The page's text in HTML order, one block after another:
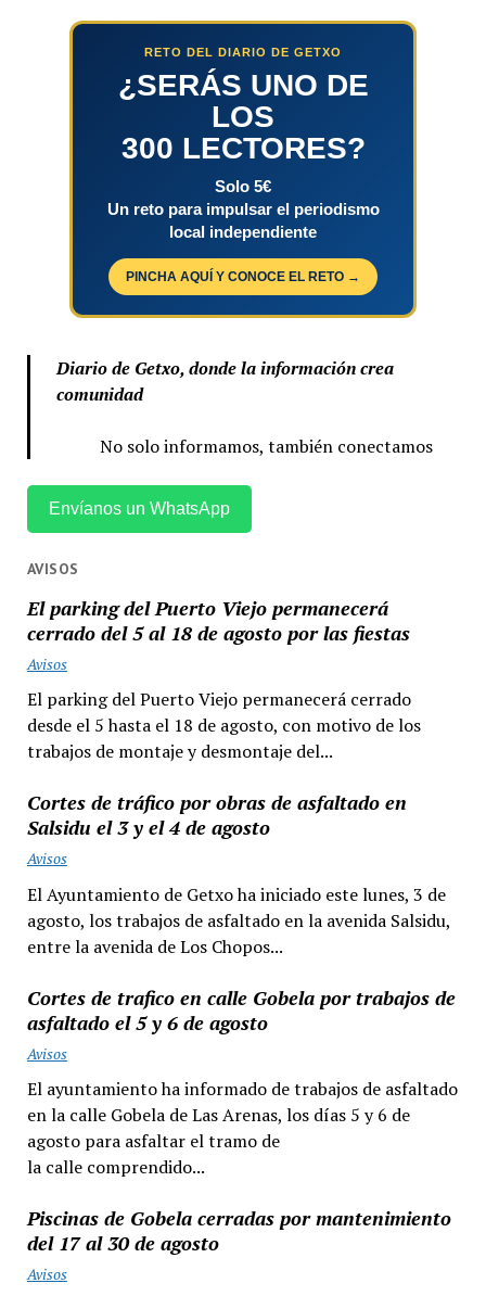
RETO DEL DIARIO DE GETXO
¿SERÁS UNO DE
LOS
300 LECTORES?
Solo 5€
Un reto para impulsar el periodismo
local independiente
PINCHA AQUÍ Y CONOCE EL RETO →
Diario de Getxo, donde la información crea
comunidad
No solo informamos, también conectamos
Envíanos un WhatsApp
AVISOS
El parking del Puerto Viejo permanecerá
cerrado del 5 al 18 de agosto por las fiestas
Avisos
El parking del Puerto Viejo permanecerá cerrado
desde el 5 hasta el 18 de agosto, con motivo de los
trabajos de montaje y desmontaje del...
Cortes de tráfico por obras de asfaltado en
Salsidu el 3 y el 4 de agosto
Avisos
El Ayuntamiento de Getxo ha iniciado este lunes, 3 de
agosto, los trabajos de asfaltado en la avenida Salsidu,
entre la avenida de Los Chopos...
Cortes de trafico en calle Gobela por trabajos de
asfaltado el 5 y 6 de agosto
Avisos
El ayuntamiento ha informado de trabajos de asfaltado
en la calle Gobela de Las Arenas, los días 5 y 6 de
agosto para asfaltar el tramo de
la calle comprendido...
Piscinas de Gobela cerradas por mantenimiento
del 17 al 30 de agosto
Avisos